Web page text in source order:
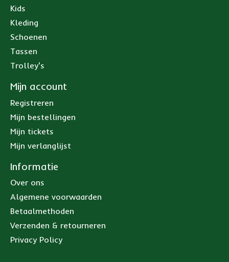
Kids
Kleding
Schoenen
Tassen
Trolley's
Mijn account
Registreren
Mijn bestellingen
Mijn tickets
Mijn verlanglijst
Informatie
Over ons
Algemene voorwaarden
Betaalmethoden
Verzenden & retourneren
Privacy Policy